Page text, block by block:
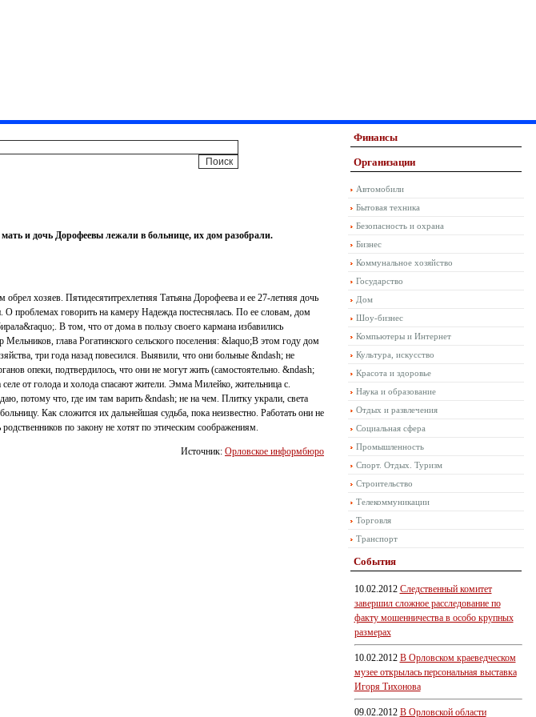
и дочь Дорофеевы лежали в больнице, их дом разобрали.
хозяев. Пятидесятитрехлетняя Татьяна Дорофеева и ее 27-летняя дочь
проблемах говорить на камеру Надежда постеснялась. По ее словам, дом
В том, что от дома в пользу своего кармана избавились
глава Рогатинского сельского поселения: &laquo;В этом году дом
три года назад повесился. Выявили, что они больные &ndash; не
опеки, подтвердилось, что они не могут жить (самостоятельно. &ndash;
от голода и холода спасают жители. Эмма Милейко, жительница с.
потому что, где им там варить &ndash; не на чем. Плитку украли, света
Как сложится их дальнейшая судьба, пока неизвестно. Работать они не
по закону не хотят по этическим соображениям.
Источник: Орловское информбюро
Финансы
Организации
Автомобили
Бытовая техника
Безопасность и охрана
Бизнес
Коммунальное хозяйство
Государство
Дом
Шоу-бизнес
Компьютеры и Интернет
Культура, искусство
Красота и здоровье
Наука и образование
Отдых и развлечения
Социальная сфера
Промышленность
Спорт. Отдых. Туризм
Строительство
Телекоммуникации
Торговля
Транспорт
События
10.02.2012 Следственный комитет
завершил сложное расследование по
факту мошенничества в особо крупных
размерах
10.02.2012 В Орловском краеведческом
музее открылась персональная выставка
Игоря Тихонова
09.02.2012 В Орловской области